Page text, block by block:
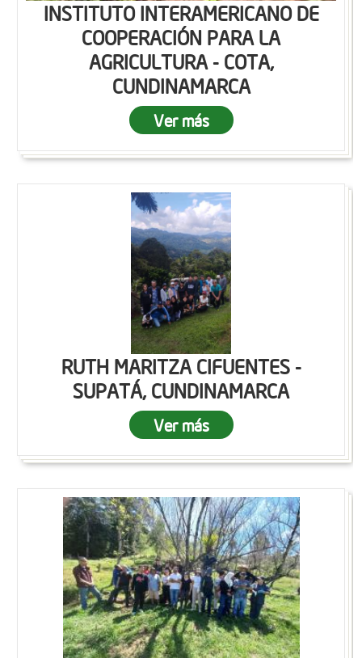
INSTITUTO INTERAMERICANO DE
COOPERACIÓN PARA LA
AGRICULTURA - COTA,
CUNDINAMARCA
Ver más
RUTH MARITZA CIFUENTES -
SUPATÁ, CUNDINAMARCA
Ver más